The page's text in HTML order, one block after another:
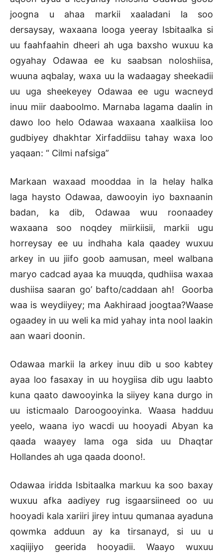
joogna u ahaa markii xaaladani la soo
dersaysay, waxaana looga yeeray Isbitaalka si
uu faahfaahin dheeri ah uga baxsho wuxuu ka
ogyahay Odawaa ee ku saabsan noloshiisa,
wuuna aqbalay, waxa uu la wadaagay sheekadii
uu uga sheekeyey Odawaa ee ugu wacneyd
inuu miir daaboolmo. Marnaba lagama daalin in
dawo loo helo Odawaa waxaana xaalkiisa loo
gudbiyey dhakhtar Xirfaddiisu tahay waxa loo
yaqaan: “ Cilmi nafsiga”
Markaan waxaad mooddaa in la helay halka
laga haysto Odawaa, dawooyin iyo baxnaanin
badan, ka dib, Odawaa wuu roonaadey
waxaana soo noqdey miirkiisii, markii ugu
horreysay ee uu indhaha kala qaadey wuxuu
arkey in uu jiifo goob aamusan, meel walbana
maryo cadcad ayaa ka muuqda, qudhiisa waxaa
dushiisa saaran go’ bafto/caddaan ah! Goorba
waa is weydiiyey; ma Aakhiraad joogtaa?Waase
ogaadey in uu weli ka mid yahay inta nool laakin
aan waari doonin.
Odawaa markii la arkey inuu dib u soo kabtey
ayaa loo fasaxay in uu hoygiisa dib ugu laabto
kuna qaato dawooyinka la siiyey kana durgo in
uu isticmaalo Daroogooyinka. Waasa hadduu
yeelo, waana iyo wacdi uu hooyadi Abyan ka
qaada waayey lama oga sida uu Dhaqtar
Hollandes ah uga qaada doono!.
Odawaa iridda Isbitaalka markuu ka soo baxay
wuxuu afka aadiyey rug isgaarsiineed oo uu
hooyadi kala xariiri jirey intuu qumanaa ayaduna
qowmka adduun ay ka tirsanayd, si uu u
xaqiijiyo geerida hooyadii. Waayo wuxuu